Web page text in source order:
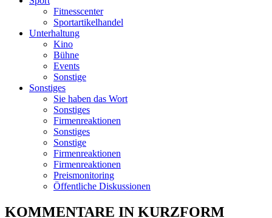
Fitnesscenter
Sportartikelhandel
Unterhaltung
Kino
Bühne
Events
Sonstige
Sonstiges
Sie haben das Wort
Sonstiges
Firmenreaktionen
Sonstiges
Sonstige
Firmenreaktionen
Firmenreaktionen
Preismonitoring
Öffentliche Diskussionen
KOMMENTARE IN KURZFORM